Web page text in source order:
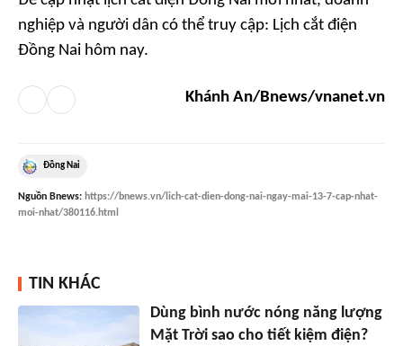
nghiệp và người dân có thể truy cập: Lịch cắt điện
Đồng Nai hôm nay.
Khánh An/Bnews/vnanet.vn
Đồng Nai
Nguồn Bnews: https://bnews.vn/lich-cat-dien-dong-nai-ngay-mai-13-7-cap-nhat-
moi-nhat/380116.html
TIN KHÁC
Dùng bình nước nóng năng lượng
Mặt Trời sao cho tiết kiệm điện?